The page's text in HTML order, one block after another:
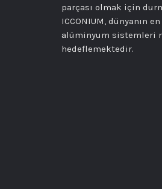
parçası olmak için
ICCONIUM, dünyanın
alüminyum sistemleri
hedeflemektedir.